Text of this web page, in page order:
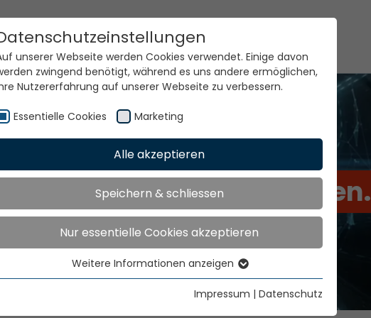
Unsere Technologien.
unserer Webseite werden Cookies verwendet. Einige davon
zwingend benötigt, während es uns andere ermöglichen,
Nutzererfahrung auf unserer Webseite zu verbessern.
Essentielle Cookies Marketing
Alle akzeptieren
Speichern & schliessen
Nur essentielle Cookies akzeptieren
Essentielle Cookies
Essentielle Cookies werden für grundlegende Funktionen der
Webseite benötigt. Dadurch ist gewährleistet, dass die
Weitere Informationen anzeigen
Impressum | Datenschutz